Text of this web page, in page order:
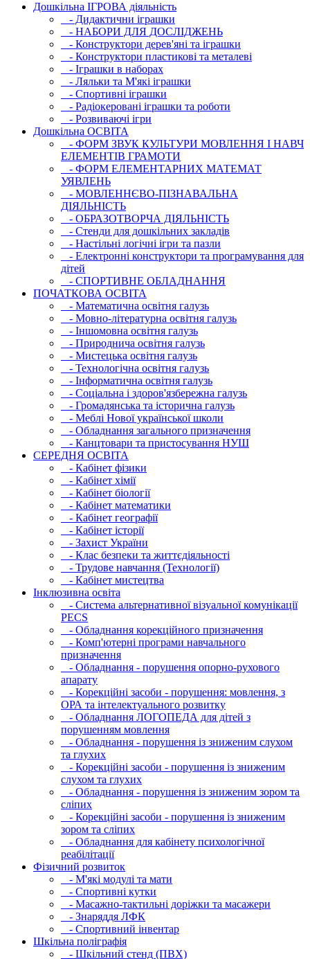
Дошкільна ІГРОВА діяльність
- Дидактични іграшки
- НАБОРИ ДЛЯ ДОСЛІДЖЕНЬ
- Конструктори дерев'яні та іграшки
- Конструктори пластикові та металеві
- Іграшки в наборах
- Ляльки та М'які іграшки
- Спортивні іграшки
- Радіокеровані іграшки та роботи
- Розвиваючі ігри
Дошкільна ОСВIТА
- ФОРМ ЗВУК КУЛЬТУРИ МОВЛЕННЯ І НАВЧ
ЕЛЕМЕНТІВ ГРАМОТИ
- ФОРМ ЕЛЕМЕНТАРНИХ МАТЕМАТ
УЯВЛЕНЬ
- МОВЛЕННЄВО-ПІЗНАВАЛЬНА
ДІЯЛЬНІСТЬ
- ОБРАЗОТВОРЧА ДІЯЛЬНІСТЬ
- Стенди для дошкільних закладів
- Настільні логічні ігри та пазли
- Електронні конструктори та програмування для
дітей
- СПОРТИВНЕ ОБЛАДНАННЯ
ПОЧАТКОВА ОСВIТА
- Математична освітня галузь
- Мовно-літературна освітня галузь
- Iншомовна освітня галузь
- Природнича освітня галузь
- Мистецька освітня галузь
- Технологічна освітня галузь
- Інфopматична освітня галузь
- Соціальна і здоров'язбережна галузь
- Громадянська та історична галузь
- Меблі Нової української школи
- Обладнання загального призначення
- Канцтовари та пристосування НУШ
СЕРЕДНЯ ОСВIТА
- Кабінет фізики
- Кабінет хімії
- Кабінет біології
- Кабінет математики
- Кабінет географії
- Кабінет історії
- Захист України
- Клас безпеки та життєдіяльності
- Трудове навчання (Технології)
- Кабінет мистецтва
Інклюзивна освіта
- Система альтернативної візуальної комунікації
PECS
- Обладнання корекційного призначення
- Комп'ютерні програми навчального
призначення
- Обладнання - порушення опорно-рухового
апарату
- Корекційні засоби - порушення: мовлення, з
ОРА та інтелектуального розвитку
- Обладнання ЛОГОПЕДА для дітей з
порушенням мовлення
- Обладнання - порушення із зниженим слухом
та глухих
- Корекційні засоби - порушення із зниженим
слухом та глухих
- Обладнання - порушення із зниженим зором та
сліпих
- Корекційні засоби - порушення із зниженим
зором та сліпих
- Обладнання для кабінету психологічної
реабілітації
Фізичний розвиток
- М'які модулi та мати
- Спортивні кутки
- Масажно-тактильні доріжки та масажери
- Знаряддя ЛФК
- Спортивний інвентар
Шкільна поліграфія
- Шкільний стенд (ПВХ)